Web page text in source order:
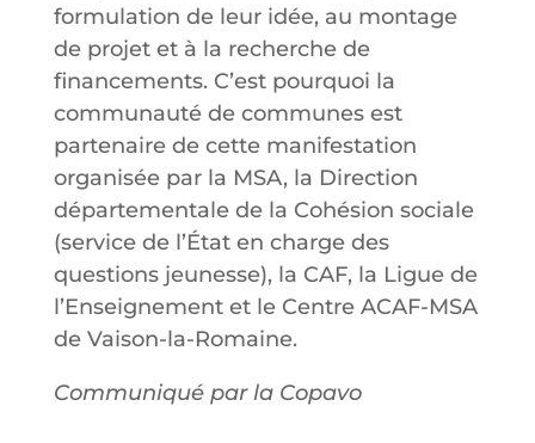
formulation de leur idée, au montage
de projet et à la recherche de
financements. C’est pourquoi la
communauté de communes est
partenaire de cette manifestation
organisée par la MSA, la Direction
départementale de la Cohésion sociale
(service de l’État en charge des
questions jeunesse), la CAF, la Ligue de
l’Enseignement et le Centre ACAF-MSA
de Vaison-la-Romaine.
Communiqué par la Copavo